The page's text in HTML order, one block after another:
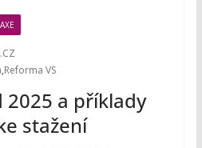
,Reforma VS
2025 a příklady
stažení